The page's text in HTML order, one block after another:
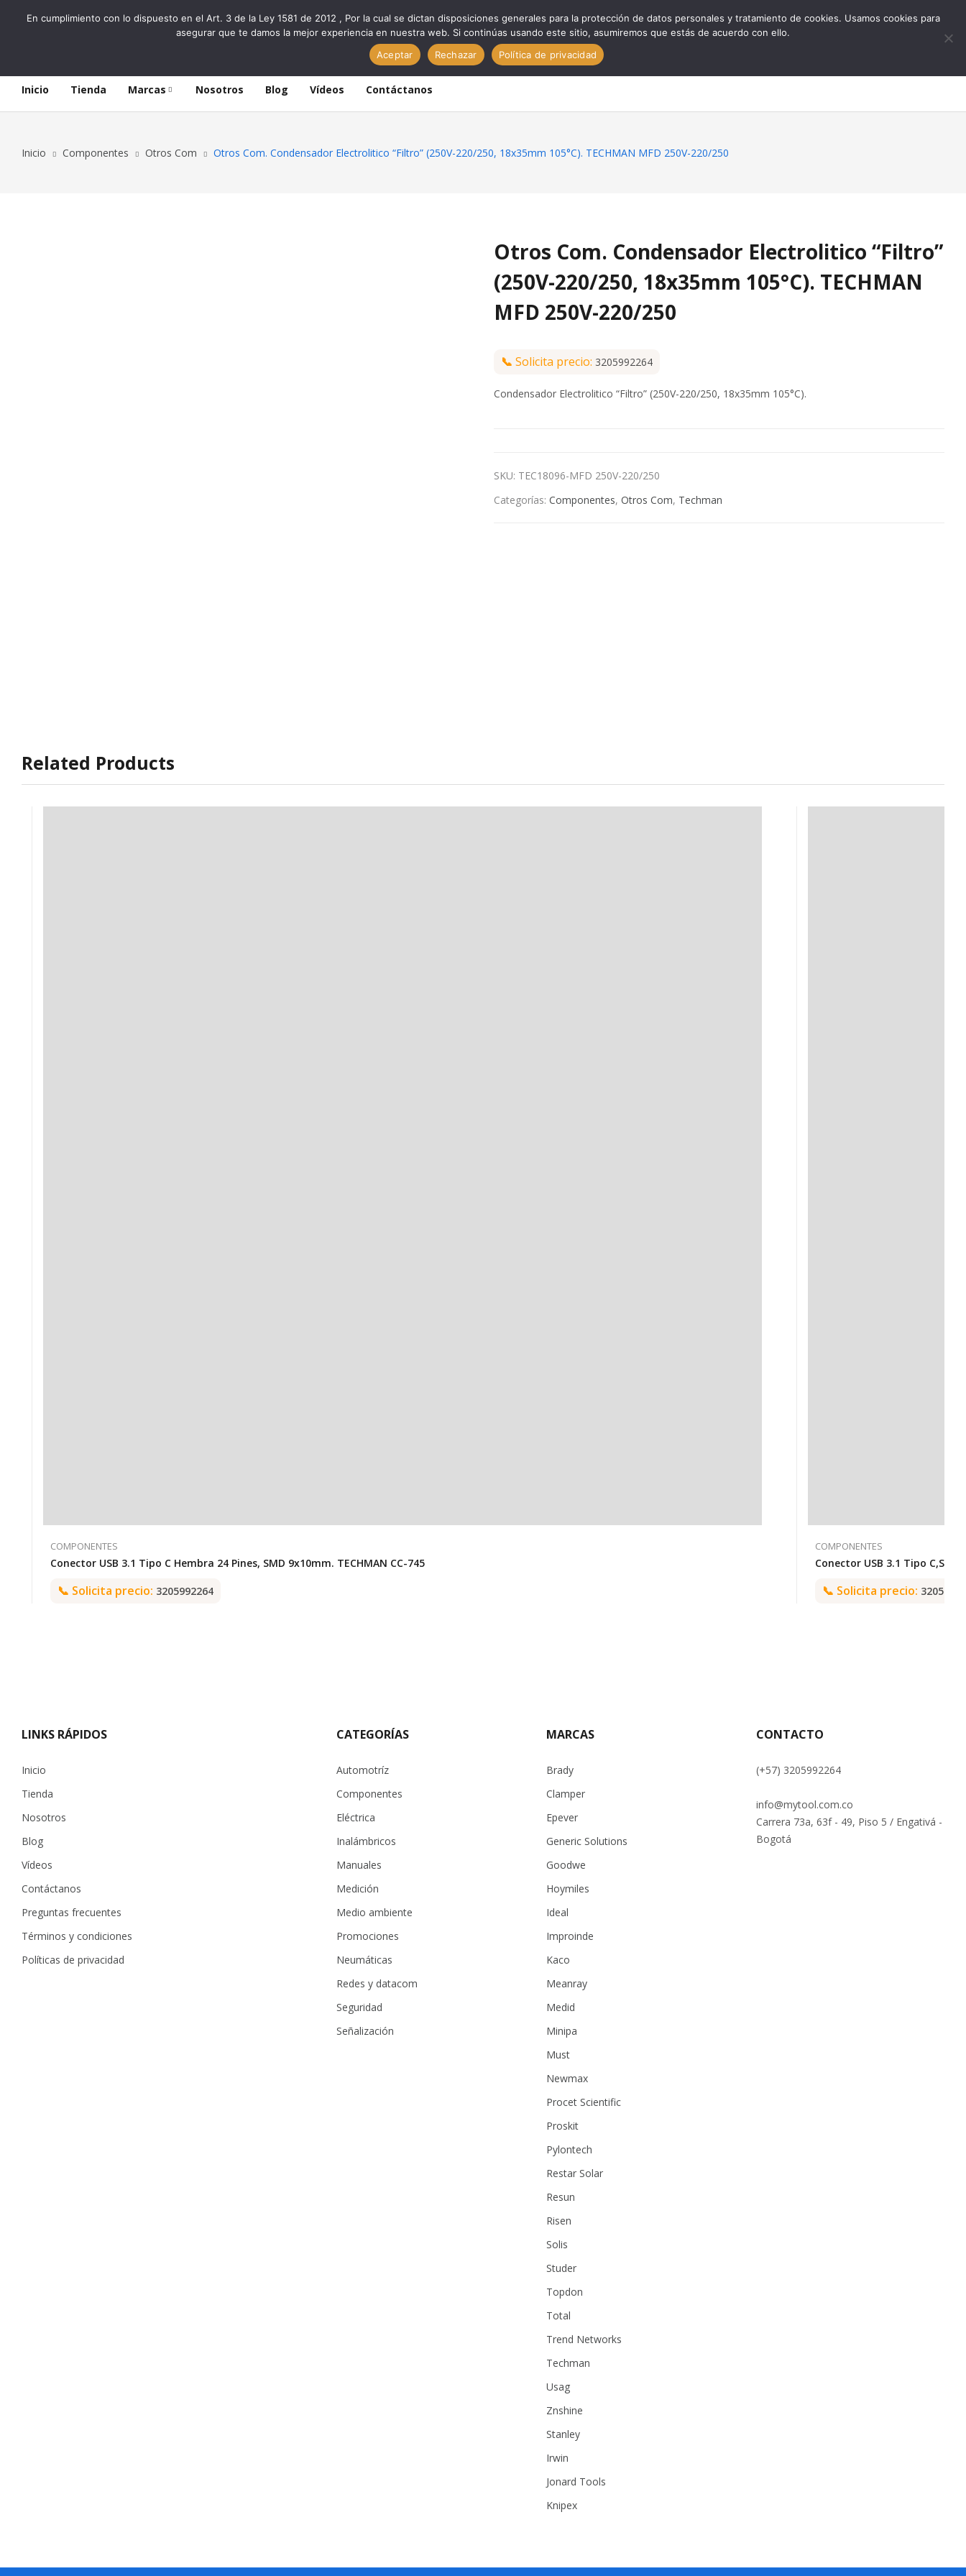
0
Inicio Tienda Marcas Nosotros Blog Vídeos Contáctanos
Inicio Componentes Otros Com Otros Com. Condensador Electrolitico “Filtro” (250V-220/250, 18x35mm 105°C). TECHMAN MFD 250V-220/250
Otros Com. Condensador Electrolitico “Filtro”
(250V-220/250, 18x35mm 105°C). TECHMAN
MFD 250V-220/250
📞 Solicita precio: 3205992264
Condensador Electrolitico “Filtro” (250V-220/250, 18x35mm 105°C).
SKU: TEC18096-MFD 250V-220/250
Categorías: Componentes, Otros Com, Techman
Related Products
COMPONENTES
Conector USB 3.1 Tipo C Hembra 24 Pines, SMD 9x10mm. TECHMAN CC-745
📞 Solicita precio: 3205992264
COMPONENTES
📞 Solicita precio:
LINKS RÁPIDOS
Inicio
Tienda
Nosotros
Blog
Vídeos
Contáctanos
Preguntas frecuentes
Términos y condiciones
Políticas de privacidad
CATEGORÍAS
Automotríz
Componentes
Eléctrica
Inalámbricos
Manuales
Medición
Medio ambiente
Promociones
Neumáticas
Redes y datacom
Seguridad
Señalización
MARCAS
Brady
Clamper
Epever
Generic Solutions
Goodwe
Hoymiles
Ideal
Improinde
Kaco
Meanray
Medid
Minipa
Must
Newmax
Procet Scientific
Proskit
Pylontech
Restar Solar
Resun
Risen
Solis
Studer
Topdon
Total
Trend Networks
Techman
Usag
Znshine
Stanley
Irwin
Jonard Tools
Knipex
CONTACTO
(+57) 3205992264
info@mytool.com.co
Carrera 73a, 63f - 49, Piso 5 / Engativá -
Bogotá
En cumplimiento con lo dispuesto en el Art. 3 de la Ley 1581 de 2012 , Por la cual se dictan disposiciones generales para la protección de datos personales y tratamiento de cookies. Usamos cookies para
asegurar que te damos la mejor experiencia en nuestra web. Si continúas usando este sitio, asumiremos que estás de acuerdo con ello.
Aceptar
Rechazar Política de privacidad